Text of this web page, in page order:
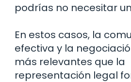
podrías no necesitar
En estos casos, la
efectiva y la
más relevantes que la
representación legal